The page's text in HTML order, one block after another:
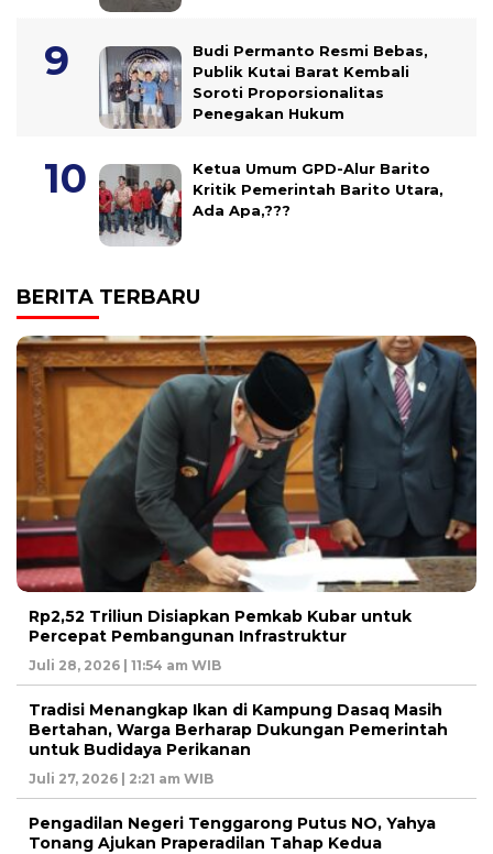
Budi Permanto Resmi Bebas,
Publik Kutai Barat Kembali
Soroti Proporsionalitas
Penegakan Hukum
Ketua Umum GPD-Alur Barito
Kritik Pemerintah Barito Utara,
Ada Apa,???
BERITA TERBARU
Rp2,52 Triliun Disiapkan Pemkab Kubar untuk
Percepat Pembangunan Infrastruktur
Juli 28, 2026 | 11:54 am WIB
Tradisi Menangkap Ikan di Kampung Dasaq Masih
Bertahan, Warga Berharap Dukungan Pemerintah
untuk Budidaya Perikanan
Juli 27, 2026 | 2:21 am WIB
Pengadilan Negeri Tenggarong Putus NO, Yahya
Tonang Ajukan Praperadilan Tahap Kedua